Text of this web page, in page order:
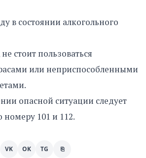
в состоянии алкогольного
стоит пользоваться
или неприспособленными
опасной ситуации следует
номеру 101 и 112.
VK OK TG ⎘